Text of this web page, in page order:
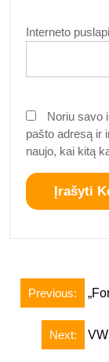
Interneto
Noriu savo
pašto adresą ir
naujo, kai kitą
Navigacija
tarp
įrašų
Previous:
Next: